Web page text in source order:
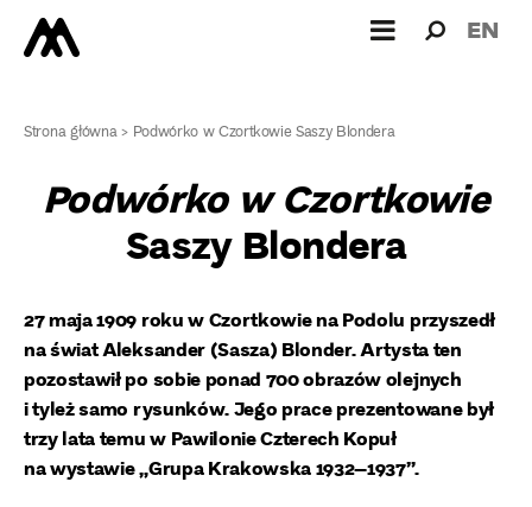
dla: EN
Strona główna> Podwórko w Czortkowie Saszy Blondera
Podwórko w Czortkowie
Saszy Blondera
27 maja 1909 roku w Czortkowie na Podolu przyszedł
na świat Aleksander (Sasza) Blonder. Artysta ten
pozostawił po sobie ponad 700 obrazów olejnych
i tyleż samo rysunków. Jego prace prezentowane był
trzy lata temu w Pawilonie Czterech Kopuł
na wystawie „Grupa Krakowska 1932–1937”.